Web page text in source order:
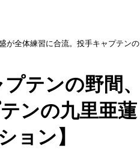
が全体練習に合流。投手キャプテンの
テンの野間、
ンの九里亜蓮
ョン】